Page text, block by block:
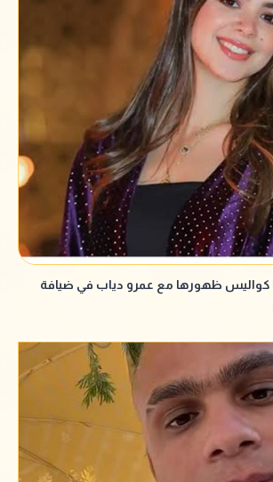
ظهورها مع عمرو دياب في ضيافة